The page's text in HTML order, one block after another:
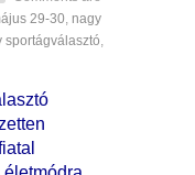
29-30, nagy
sportágválasztó,